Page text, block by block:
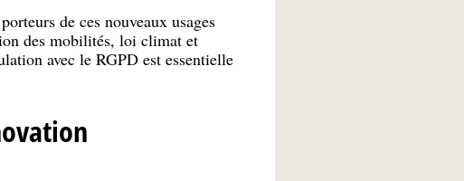
de ces nouveaux usages
des mobilités, loi climat et
avec le RGPD est essentielle